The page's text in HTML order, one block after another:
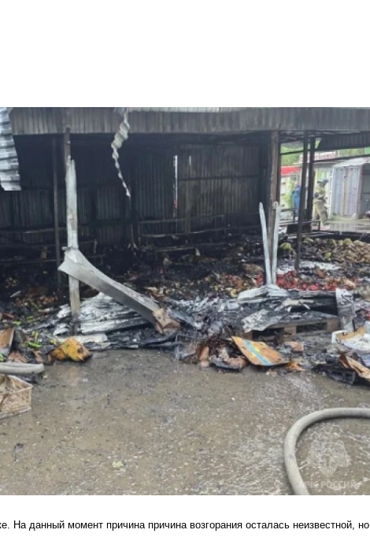
данный момент причина причина возгорания осталась неизвестной, но